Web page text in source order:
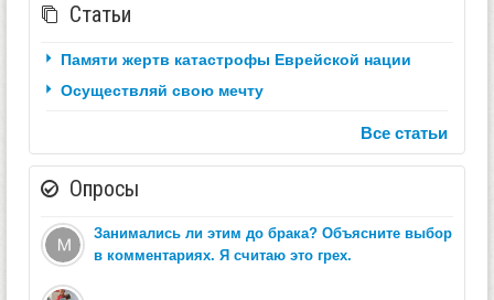
Статьи
Памяти жертв катастрофы Еврейской нации
Осуществляй свою мечту
Все статьи
Опросы
Занимались ли этим до брака? Объясните выбор
в комментариях. Я считаю это грех.